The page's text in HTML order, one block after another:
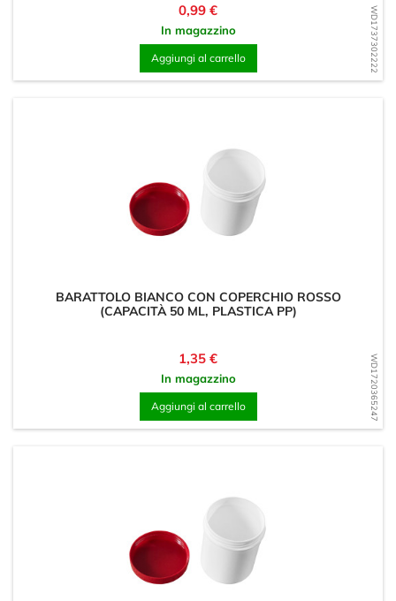
WD1737302222
Prezzo
0,99 €
In magazzino
Aggiungi al carrello
WD1720365247
BARATTOLO BIANCO CON COPERCHIO ROSSO
(CAPACITÀ 50 ML, PLASTICA PP)
Prezzo
1,35 €
In magazzino
Aggiungi al carrello